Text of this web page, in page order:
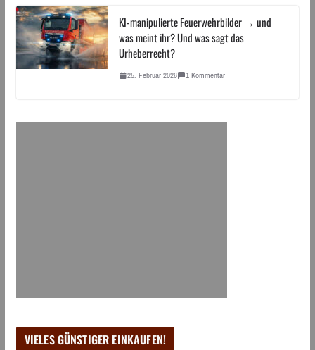
KI-manipulierte Feuerwehrbilder → und
was meint ihr? Und was sagt das
Urheberrecht?
25. Februar 2026 1 Kommentar
VIELES GÜNSTIGER EINKAUFEN!